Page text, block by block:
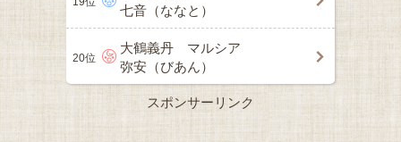
七音（ななと）
20位
大鶴義丹 マルシア
弥安（びあん）
スポンサーリンク